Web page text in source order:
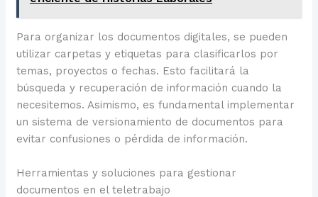
Para organizar los documentos digitales, se pueden
utilizar carpetas y etiquetas para clasificarlos por
temas, proyectos o fechas. Esto facilitará la
búsqueda y recuperación de información cuando la
necesitemos. Asimismo, es fundamental implementar
un sistema de versionamiento de documentos para
evitar confusiones o pérdida de información.
Herramientas y soluciones para gestionar
documentos en el teletrabajo